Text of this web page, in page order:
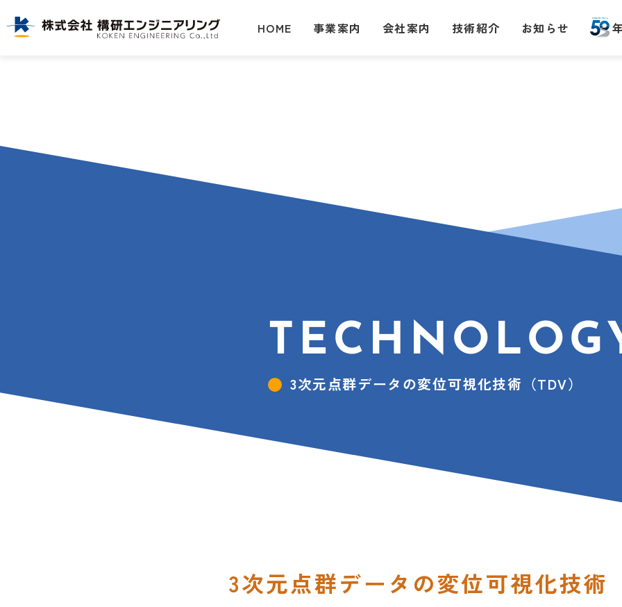
HOME 事業案内 会社案内 技術紹介 お知らせ
3次元点群データの変位可視化技術（TDV）
3次元点群データの変位可視化技術